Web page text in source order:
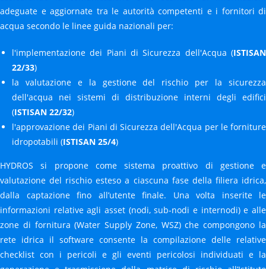
adeguate e aggiornate tra le autorità competenti e i fornitori di
acqua secondo le linee guida nazionali per:
l'implementazione dei Piani di Sicurezza dell'Acqua (ISTISAN
22/33)
la valutazione e la gestione del rischio per la sicurezza
dell'acqua nei sistemi di distribuzione interni degli edifici
(ISTISAN 22/32)
l'approvazione dei Piani di Sicurezza dell'Acqua per le forniture
idropotabili (ISTISAN 25/4)
HYDROS si propone come sistema proattivo di gestione e
valutazione del rischio esteso a ciascuna fase della filiera idrica,
dalla captazione fino all’utente finale. Una volta inserite le
informazioni relative agli asset (nodi, sub-nodi e internodi) e alle
zone di fornitura (Water Supply Zone, WSZ) che compongono la
rete idrica il software consente la compilazione delle relative
checklist con i pericoli e gli eventi pericolosi individuati e la